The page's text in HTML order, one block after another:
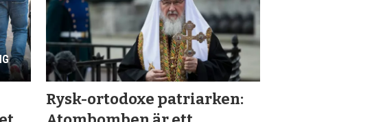
Rysk-ortodoxe patriarken: